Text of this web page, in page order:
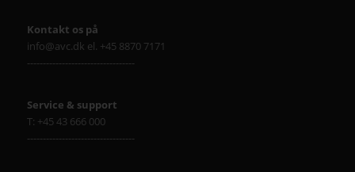
Kontakt os på
info@avc.dk el. +45 8870 7171
----------------------------------
Service & support
T: +45 43 666 000
----------------------------------